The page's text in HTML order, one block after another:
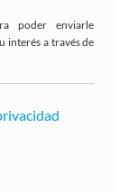
poder enviarle
interés a través de